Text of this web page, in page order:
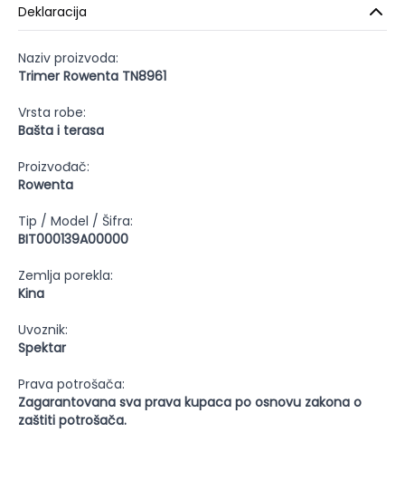
Deklaracija
Naziv proizvoda:
Trimer Rowenta TN8961
Vrsta robe:
Bašta i terasa
Proizvođač:
Rowenta
Tip / Model / Šifra:
BIT000139A00000
Zemlja porekla:
Kina
Uvoznik:
Spektar
Prava potrošača:
Zagarantovana sva prava kupaca po osnovu zakona o
zaštiti potrošača.